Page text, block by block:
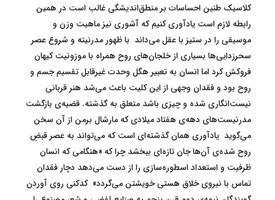
کلاسیک طنین احساسات بر منطق‌اندیشگی غالب است در همین
رابطه لازم است یادآوری کنیم که آشوری نیز ماهیت وزن و
موسیقی را در ستیز با عقل می‌داند با ظهور مدرنیته و شروع عصر
سحرزدایی‌ها بسیاری از خلجان‌های روح همراه با موزونیت کیهان
فروکش کرد اما انسان به تعبیر هگل وحدت غیرقابل تقسیم جسم و
روح بود و فقدان وجهی از این کلیت باعث می‌شد هنر قربانی
نیست‌انگاری شده و چیزی باشد متعلق به گذشته. قضیه‌ی بازگشت
مدرنیست‌های دهه‌ی هفتاد میلادی که مارشال برمن از آن سخن
می‌گوید یادآوری همان گذشته‌ای است که می‌تواند به عصر قبضِ
روح‌ شده‌ی آن‌ها جان تازه‌ای ببخشد چرا که «هنگامی که انسان
ظرفیت و استعداد اسطوره‌سازی را از دست می‌دهد دچار فقدان
تماس با نیروی خلاق هستی خویشتن می‌گردد» کدکنی روی آوردن